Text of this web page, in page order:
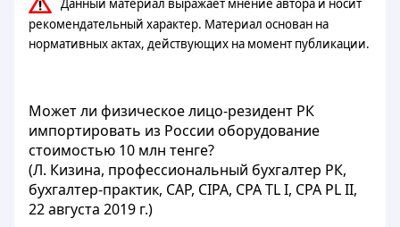
Данный материал выражает мнение автора и носит
рекомендательный характер. Материал основан на
нормативных актах, действующих на момент публикации.
Может ли физическое лицо-резидент РК
импортировать из России оборудование
стоимостью 10 млн тенге?
(Л. Кизина, профессиональный бухгалтер РК,
бухгалтер-практик, CAP, CIPA, CPA TL I, CPA PL II,
22 августа 2019 г.)